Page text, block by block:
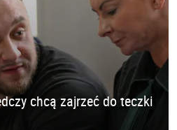
chcą zajrzeć do teczki